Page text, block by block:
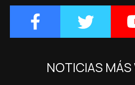
NOTICIAS MÁS